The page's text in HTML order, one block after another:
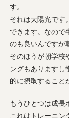
す。
それは太陽光です
できます。なので
のも良いんですが
そのほうが朝学校
ングもありますし
的に摂取すること
もうひとつは成長
これはトレーニン